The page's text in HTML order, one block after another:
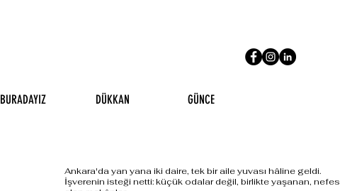
BURADAYIZ DÜKKAN GÜNCE
Ankara'da yan yana iki daire, tek bir aile yuvası hâline geldi.
İşverenin isteği netti: küçük odalar değil, birlikte yaşanan, nefes